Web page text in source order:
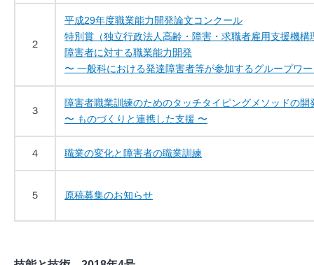
２
平成29年度職業能力開発論文コンクール
特別賞（独立行政法人高齢・障害・求職者雇用支援機構
障害者に対する職業能力開発
〜 一般科における発達障害者等が参加するグループワ
３
障害者職業訓練のためのタッチタイピングメソッドの開
〜 ものづくりと連携した支援 〜
４ 職業の変化と障害者の職業訓練
５ 原稿募集のお知らせ